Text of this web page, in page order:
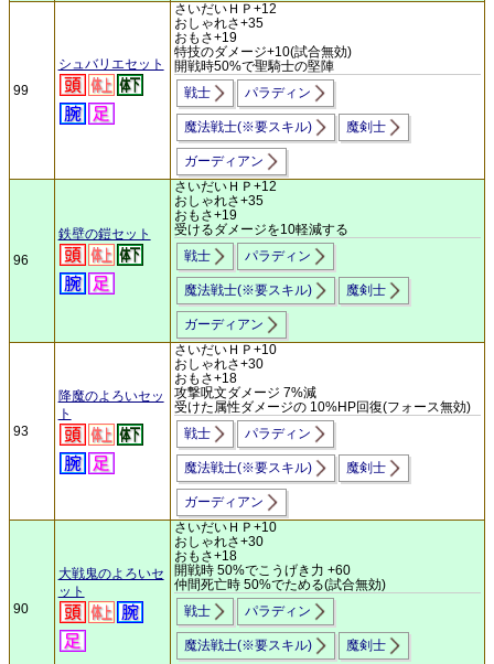
99
シュバリエセット
さいだいＨＰ+12
おしゃれさ+35
おもさ+19
特技のダメージ+10(試合無効)
開戦時50%で聖騎士の堅陣
戦士
パラディン
魔法戦士(※要スキル) 魔剣士
ガーディアン
96
鉄壁の鎧セット
さいだいＨＰ+12
おしゃれさ+35
おもさ+19
受けるダメージを10軽減する
戦士
パラディン
魔法戦士(※要スキル) 魔剣士
ガーディアン
93
降魔のよろいセッ
ト
さいだいＨＰ+10
おしゃれさ+30
おもさ+18
攻撃呪文ダメージ 7%減
受けた属性ダメージの 10%HP回復(フォース無効)
戦士
パラディン
魔法戦士(※要スキル) 魔剣士
ガーディアン
90
大戦鬼のよろいセ
ット
さいだいＨＰ+10
おしゃれさ+30
おもさ+18
開戦時 50%でこうげき力 +60
仲間死亡時 50%でためる(試合無効)
戦士
パラディン
魔法戦士(※要スキル) 魔剣士